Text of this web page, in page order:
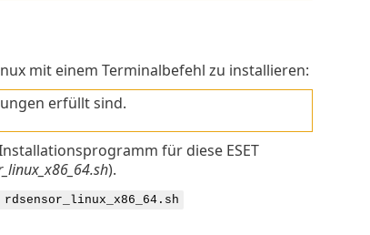
mit einem Terminalbefehl zu installieren:
erfüllt sind.
für diese ESET
).
rdsensor_linux_x86_64.sh